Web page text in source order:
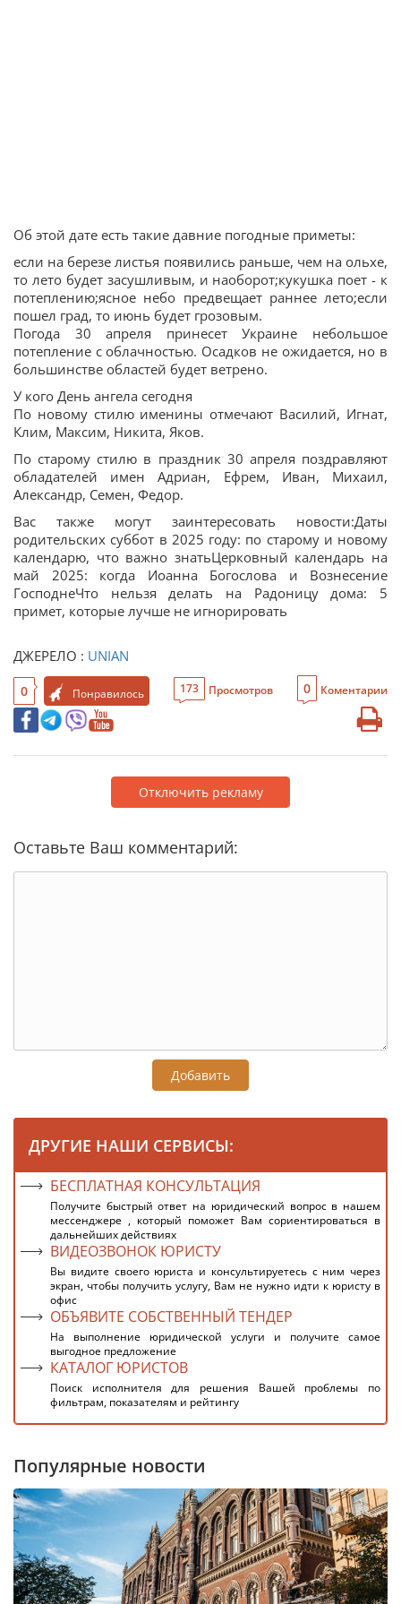
Об этой дате есть такие давние погодные приметы:
если на березе листья появились раньше, чем на ольхе,
то лето будет засушливым, и наоборот;кукушка поет - к
потеплению;ясное небо предвещает раннее лето;если
пошел град, то июнь будет грозовым.
Погода 30 апреля принесет Украине небольшое
потепление с облачностью. Осадков не ожидается, но в
большинстве областей будет ветрено.
У кого День ангела сегодня
По новому стилю именины отмечают Василий, Игнат,
Клим, Максим, Никита, Яков.
По старому стилю в праздник 30 апреля поздравляют
обладателей имен Адриан, Ефрем, Иван, Михаил,
Александр, Семен, Федор.
Вас также могут заинтересовать новости:Даты
родительских суббот в 2025 году: по старому и новому
календарю, что важно знатьЦерковный календарь на
май 2025: когда Иоанна Богослова и Вознесение
ГосподнеЧто нельзя делать на Радоницу дома: 5
примет, которые лучше не игнорировать
ДЖЕРЕЛО : UNIAN
0 Понравилось 173 Просмотров 0 Коментарии
Отключить рекламу
Оставьте Ваш комментарий:
Добавить
ДРУГИЕ НАШИ СЕРВИСЫ:
БЕСПЛАТНАЯ КОНСУЛЬТАЦИЯ
Получите быстрый ответ на юридический вопрос в нашем
мессенджере , который поможет Вам сориентироваться в
дальнейших действиях
ВИДЕОЗВОНОК ЮРИСТУ
Вы видите своего юриста и консультируетесь с ним через
экран, чтобы получить услугу, Вам не нужно идти к юристу в
офис
ОБЪЯВИТЕ СОБСТВЕННЫЙ ТЕНДЕР
На выполнение юридической услуги и получите самое
выгодное предложение
КАТАЛОГ ЮРИСТОВ
Поиск исполнителя для решения Вашей проблемы по
фильтрам, показателям и рейтингу
Популярные новости